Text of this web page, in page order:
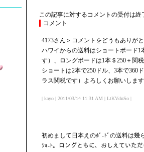
この記事に対するコメントの受付は終
コメント
4173さん＞コメントをどうもありがと
ハワイからの送料はショートボード
す）、ロングボードは1本＄250＋関税
ショートは2本で250ドル、3本で360
ラス関税です）よろしくお願いします
| kayo | 2011/03/14 11:31 AM | LtKVdnSo |
初めまして日本えのﾎﾞ-ﾄﾞの送料は幾
ｼｮ-ﾄ。ロングともに、おしえていた